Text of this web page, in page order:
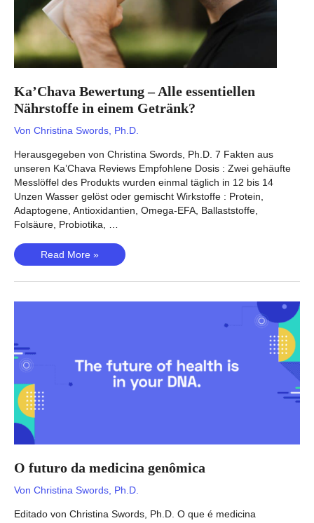
Ka’Chava Bewertung – Alle essentiellen
Nährstoffe in einem Getränk?
Von Christina Swords, Ph.D.
Herausgegeben von Christina Swords, Ph.D. 7 Fakten aus
unseren Ka’Chava Reviews Empfohlene Dosis : Zwei gehäufte
Messlöffel des Produkts wurden einmal täglich in 12 bis 14
Unzen Wasser gelöst oder gemischt Wirkstoffe : Protein,
Adaptogene, Antioxidantien, Omega-EFA, Ballaststoffe,
Folsäure, Probiotika, …
Ka’Chava
Bewertung
–
Getränk?
Read More »
O futuro da medicina genômica
Von Christina Swords, Ph.D.
Editado von Christina Swords, Ph.D. O que é medicina